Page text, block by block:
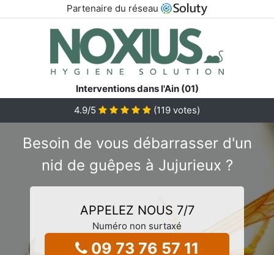
Partenaire du réseau
Interventions dans l'Ain (01)
4.9/5 (119 votes)
Besoin de vous débarrasser d'un
nid de guêpes à Jujurieux ?
APPELEZ NOUS 7/7
Numéro non surtaxé
09 73 76 57 11